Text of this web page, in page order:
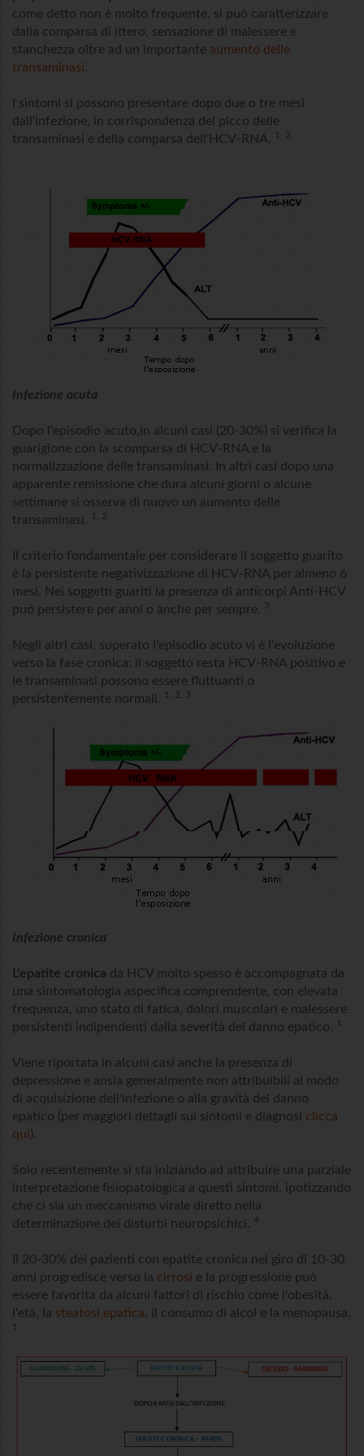
come detto non è molto frequente, si può caratterizzare
dalla comparsa di ittero, sensazione di malessere e
stanchezza oltre ad un importante aumento delle
transaminasi.
I sintomi si possono presentare dopo due o tre mesi
dall'infezione, in corrispondenza del picco delle
transaminasi e della comparsa dell'HCV-RNA.
1, 2
Infezione acuta
Dopo l'episodio acuto,in alcuni casi (20-30%) si verifica la
guarigione con la scomparsa di HCV-RNA e la
normalizzazione delle transaminasi. In altri casi dopo una
apparente remissione che dura alcuni giorni o alcune
settimane si osserva di nuovo un aumento delle
transaminasi.
1, 2
Il criterio fondamentale per considerare il soggetto guarito
è la persistente negativizzazione di HCV-RNA per almeno 6
mesi. Nei soggetti guariti la presenza di anticorpi Anti-HCV
può persistere per anni o anche per sempre. 3
Negli altri casi, superato l'episodio acuto vi è l'evoluzione
verso la fase cronica: il soggetto resta HCV-RNA positivo e
le transaminasi possono essere fluttuanti o
persistentemente normali.
1, 2, 3
Infezione cronica
L'epatite cronica da HCV molto spesso è accompagnata da
una sintomatologia aspecifica comprendente, con elevata
frequenza, uno stato di fatica, dolori muscolari e malessere
persistenti indipendenti dalla severità del danno epatico.
1
Viene riportata in alcuni casi anche la presenza di
depressione e ansia generalmente non attribuibili al modo
di acquisizione dell'infezione o alla gravità del danno
epatico (per maggiori dettagli sui sintomi e diagnosi clicca
qui).
Solo recentemente si sta iniziando ad attribuire una parziale
interpretazione fisiopatologica a questi sintomi, ipotizzando
che ci sia un meccanismo virale diretto nella
determinazione dei disturbi neuropsichici. 4
Il 20-30% dei pazienti con epatite cronica nel giro di 10-30
anni progredisce verso la cirrosi e la progressione può
essere favorita da alcuni fattori di rischio come l'obesità,
l'età, la steatosi epatica , il consumo di alcol e la menopausa.
1